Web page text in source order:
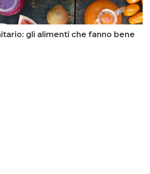
gli alimenti che fanno bene